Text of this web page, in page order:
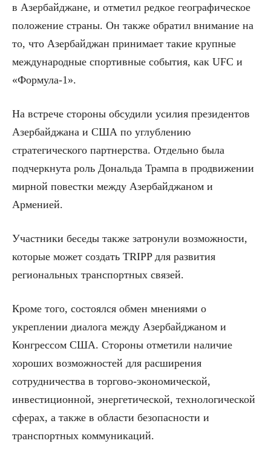
в Азербайджане, и отметил редкое географическое
положение страны. Он также обратил внимание на
то, что Азербайджан принимает такие крупные
международные спортивные события, как UFC и
«Формула-1».
На встрече стороны обсудили усилия президентов
Азербайджана и США по углублению
стратегического партнерства. Отдельно была
подчеркнута роль Дональда Трампа в продвижении
мирной повестки между Азербайджаном и
Арменией.
Участники беседы также затронули возможности,
которые может создать TRIPP для развития
региональных транспортных связей.
Кроме того, состоялся обмен мнениями о
укреплении диалога между Азербайджаном и
Конгрессом США. Стороны отметили наличие
хороших возможностей для расширения
сотрудничества в торгово-экономической,
инвестиционной, энергетической, технологической
сферах, а также в области безопасности и
транспортных коммуникаций.